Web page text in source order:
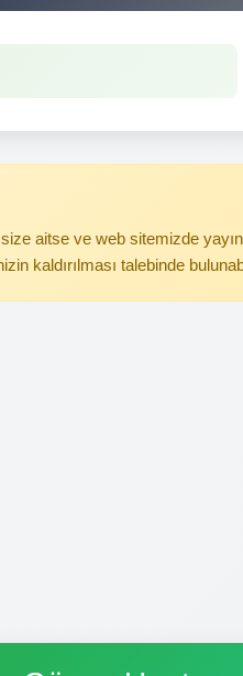
aitse ve web sitemizde
kaldırılması talebinde